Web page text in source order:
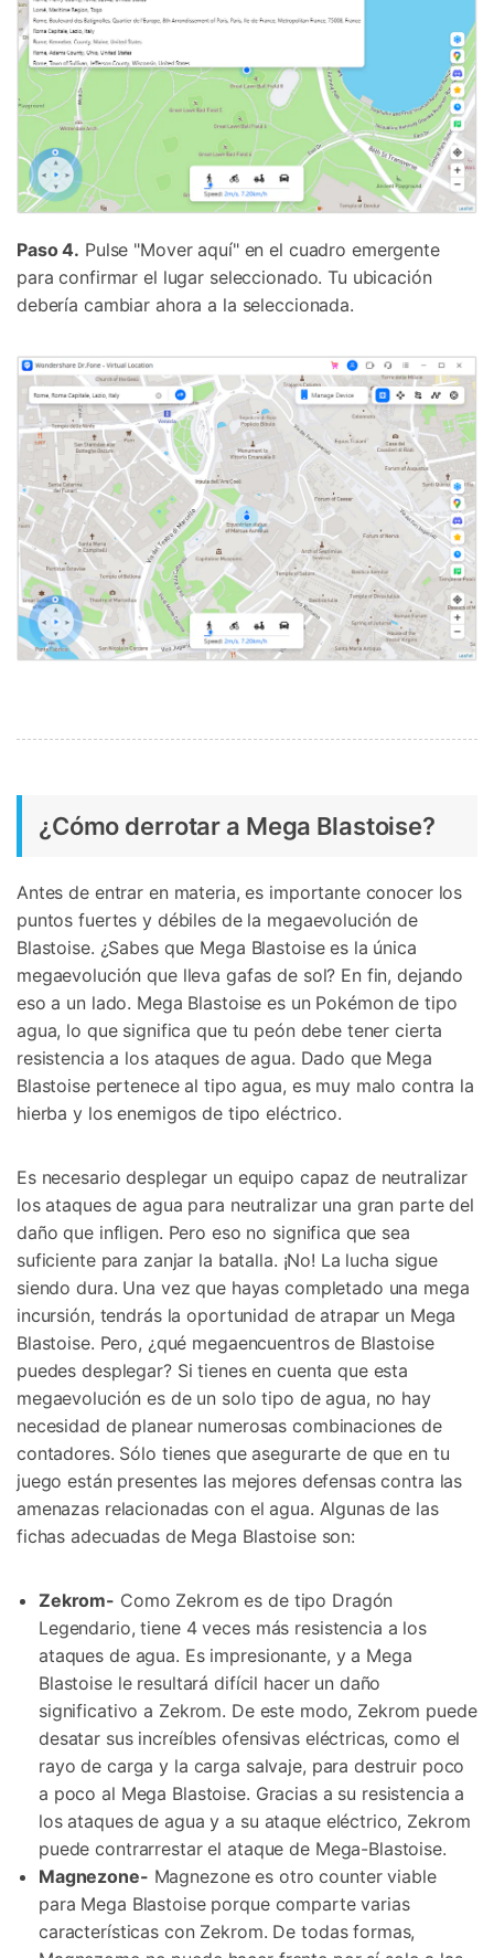
Paso 4. Pulse "Mover aquí" en el cuadro emergente
para confirmar el lugar seleccionado. Tu ubicación
debería cambiar ahora a la seleccionada.
¿Cómo derrotar a Mega Blastoise?
Antes de entrar en materia, es importante conocer los
puntos fuertes y débiles de la megaevolución de
Blastoise. ¿Sabes que Mega Blastoise es la única
megaevolución que lleva gafas de sol? En fin, dejando
eso a un lado. Mega Blastoise es un Pokémon de tipo
agua, lo que significa que tu peón debe tener cierta
resistencia a los ataques de agua. Dado que Mega
Blastoise pertenece al tipo agua, es muy malo contra la
hierba y los enemigos de tipo eléctrico.
Es necesario desplegar un equipo capaz de neutralizar
los ataques de agua para neutralizar una gran parte del
daño que infligen. Pero eso no significa que sea
suficiente para zanjar la batalla. ¡No! La lucha sigue
siendo dura. Una vez que hayas completado una mega
incursión, tendrás la oportunidad de atrapar un Mega
Blastoise. Pero, ¿qué megaencuentros de Blastoise
puedes desplegar? Si tienes en cuenta que esta
megaevolución es de un solo tipo de agua, no hay
necesidad de planear numerosas combinaciones de
contadores. Sólo tienes que asegurarte de que en tu
juego están presentes las mejores defensas contra las
amenazas relacionadas con el agua. Algunas de las
fichas adecuadas de Mega Blastoise son:
Zekrom- Como Zekrom es de tipo Dragón
Legendario, tiene 4 veces más resistencia a los
ataques de agua. Es impresionante, y a Mega
Blastoise le resultará difícil hacer un daño
significativo a Zekrom. De este modo, Zekrom puede
desatar sus increíbles ofensivas eléctricas, como el
rayo de carga y la carga salvaje, para destruir poco
a poco al Mega Blastoise. Gracias a su resistencia a
los ataques de agua y a su ataque eléctrico, Zekrom
puede contrarrestar el ataque de Mega-Blastoise.
Magnezone- Magnezone es otro counter viable
para Mega Blastoise porque comparte varias
características con Zekrom. De todas formas,
Controla tu teléfono con Dr.Fone
+50M usuarios y +17 años de confianza
Desbloquea, repara y protege tu teléfono
Recupera y transfiere datos fácilmente
Tecnología IA: sin conocimientos técnicos
Abrir App Prueba Online